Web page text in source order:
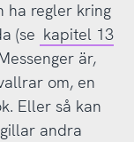
ha regler kring
(se kapitel 13
är,
om, en
Eller så kan
andra